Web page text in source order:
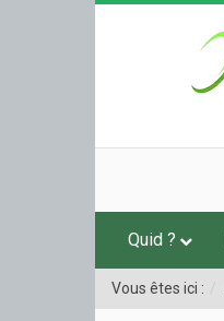
Quid ?
Vous êtes ici :